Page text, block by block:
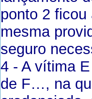
ponto 2
mesma
seguro
4 - A vítima
de F…, na